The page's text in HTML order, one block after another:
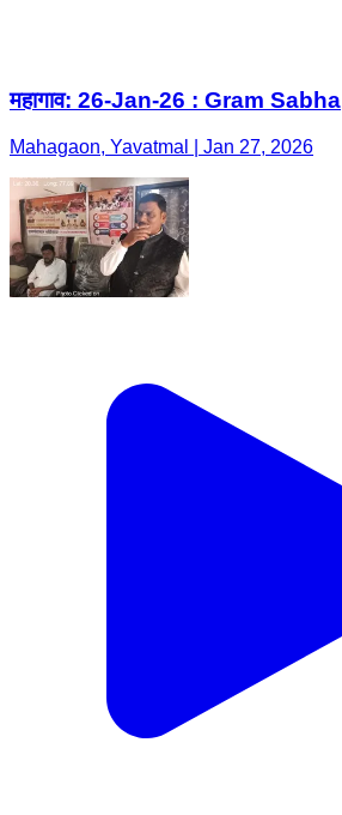
महागाव: 26-Jan-26 : Gram Sabha
Mahagaon, Yavatmal | Jan 27, 2026